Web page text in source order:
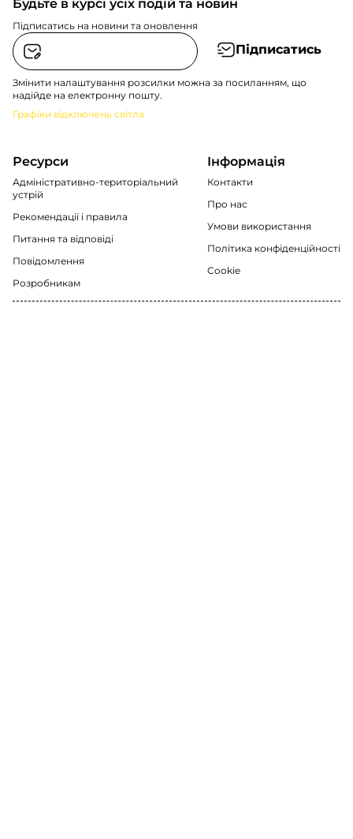
Будьте в курсі усіх подій та новин
Підписатись на новини та оновлення
Підписатись
Змінити налаштування розсилки можна за посиланням, що
надійде на електронну пошту.
Графіки відключень світла
Ресурси
Адміністративно-територіальний
устрій
Рекомендації i правила
Питання та відповіді
Повідомлення
Розробникам
Інформація
Контакти
Про нас
Умови використання
Політика конфіденційності
Cookie